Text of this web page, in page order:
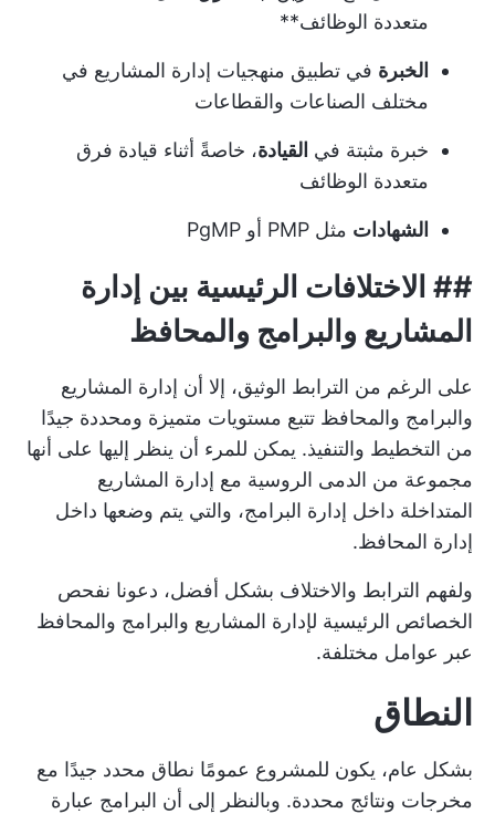
متعددة الوظائف**
الخبرة في تطبيق منهجيات إدارة المشاريع في
مختلف الصناعات والقطاعات
خبرة مثبتة في القيادة، خاصةً أثناء قيادة فرق
متعددة الوظائف
الشهادات مثل PMP أو PgMP
## الاختلافات الرئيسية بين إدارة
المشاريع والبرامج والمحافظ
على الرغم من الترابط الوثيق، إلا أن إدارة المشاريع
والبرامج والمحافظ تتبع مستويات متميزة ومحددة جيدًا
من التخطيط والتنفيذ. يمكن للمرء أن ينظر إليها على أنها
مجموعة من الدمى الروسية مع إدارة المشاريع
المتداخلة داخل إدارة البرامج، والتي يتم وضعها داخل
إدارة المحافظ.
ولفهم الترابط والاختلاف بشكل أفضل، دعونا نفحص
الخصائص الرئيسية لإدارة المشاريع والبرامج والمحافظ
عبر عوامل مختلفة.
النطاق
بشكل عام، يكون للمشروع عمومًا نطاق محدد جيدًا مع
مخرجات ونتائج محددة. وبالنظر إلى أن البرامج عبارة